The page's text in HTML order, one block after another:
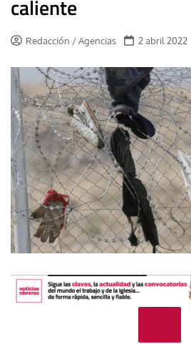
caliente
Redacción / Agencias 2 abril 2022